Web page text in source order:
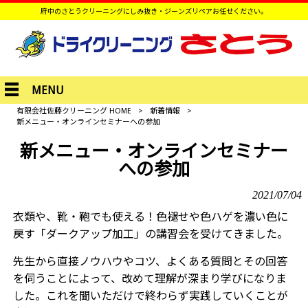
府中のさとうクリーニングにしみ抜き・ジーンズリペアお任せください。
MENU
有限会社佐藤クリーニング HOME > 新着情報
>
新メニュー・オンラインセミナーへの参加
新メニュー・オンラインセミナー
への参加
2021/07/04
衣類や、靴・鞄でも使える！色褪せや色ハゲを濃い色に
戻す「ダークアップ加工」の講習会を受けてきました。
先生から直接ノウハウやコツ、よくある質問とその回答
を伺うことによって、改めて理解が深まり学びになりま
した。これを聞いただけで終わらず実践していくことが